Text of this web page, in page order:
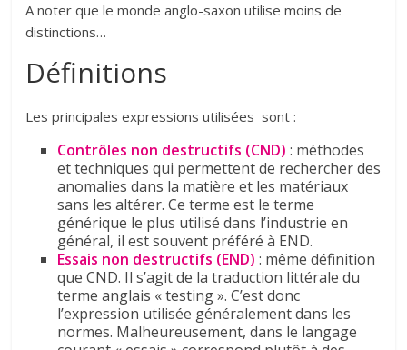
A noter que le monde anglo-saxon utilise moins de
distinctions…
Définitions
Les principales expressions utilisées sont :
Contrôles non destructifs (CND) : méthodes
et techniques qui permettent de rechercher des
anomalies dans la matière et les matériaux
sans les altérer. Ce terme est le terme
générique le plus utilisé dans l’industrie en
général, il est souvent préféré à END.
Essais non destructifs (END) : même définition
que CND. Il s’agit de la traduction littérale du
terme anglais « testing ». C’est donc
l’expression utilisée généralement dans les
normes. Malheureusement, dans le langage